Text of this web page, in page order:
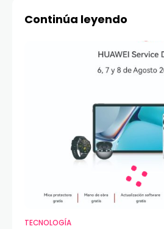
Continúa leyendo
TECNOLOGÍA